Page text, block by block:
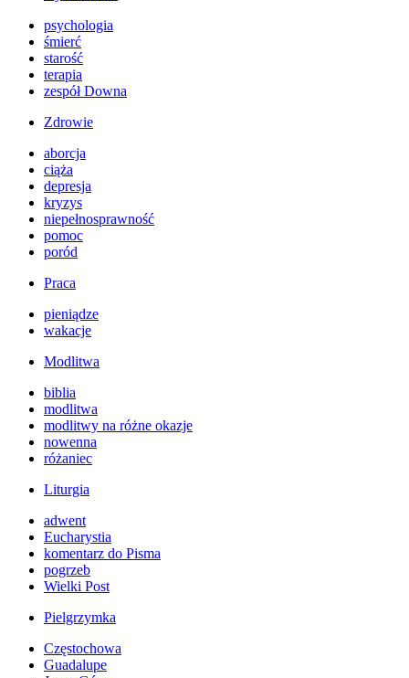
psychologia
śmierć
starość
terapia
zespół Downa
Zdrowie
aborcja
ciąża
depresja
kryzys
niepełnosprawność
pomoc
poród
Praca
pieniądze
wakacje
Modlitwa
biblia
modlitwa
modlitwy na różne okazje
nowenna
różaniec
Liturgia
adwent
Eucharystia
komentarz do Pisma
pogrzeb
Wielki Post
Pielgrzymka
Częstochowa
Guadalupe